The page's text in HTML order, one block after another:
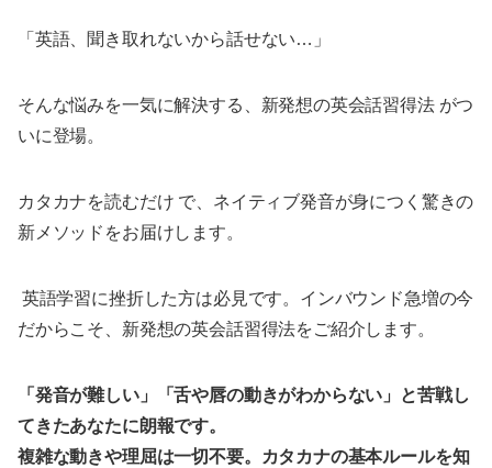
「英語、聞き取れないから話せない…」
そんな悩みを一気に解決する、新発想の英会話習得法 がつ
いに登場。
カタカナを読むだけ で、ネイティブ発音が身につく驚きの
新メソッドをお届けします。
英語学習に挫折した方は必見です。インバウンド急増の今
だからこそ、新発想の英会話習得法をご紹介します。
「発音が難しい」「舌や唇の動きがわからない」と苦戦し
てきたあなたに朗報です。
複雑な動きや理屈は一切不要。
カタカナの基本ルールを知